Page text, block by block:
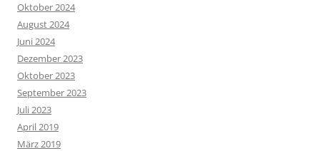
Oktober 2024
August 2024
Juni 2024
Dezember 2023
Oktober 2023
September 2023
Juli 2023
April 2019
März 2019